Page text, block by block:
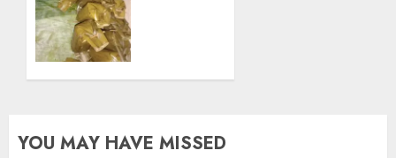
8, 2025
YOU MAY HAVE MISSED